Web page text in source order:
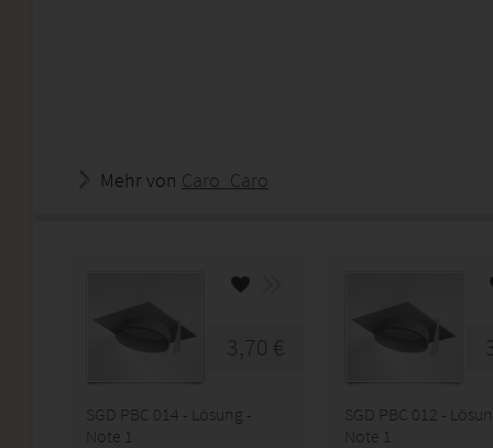
Mehr von Caro_Caro
3,70 €
SGD PBC 014 - Lösung -
Note 1
SGD PBC 012 -
Note 1